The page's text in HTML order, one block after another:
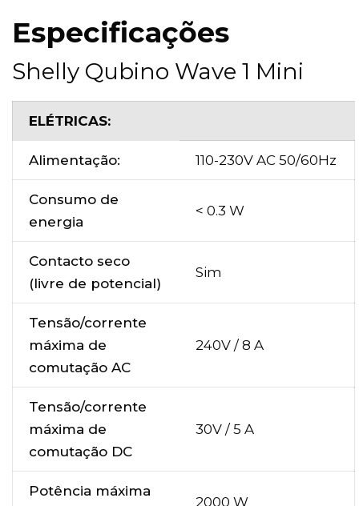
Especificações
Shelly Qubino Wave 1 Mini
ELÉTRICAS:
Alimentação: 110-230V AC 50/60Hz
Consumo de
energia
< 0.3 W
Contacto seco
(livre de potencial)
Sim
Tensão/corrente
máxima de
comutação AC
240V / 8 A
Tensão/corrente
máxima de
comutação DC
30V / 5 A
Potência máxima
2000 W